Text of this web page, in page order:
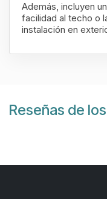
Además, incluyen
facilidad al techo o
instalación en
Reseñas de